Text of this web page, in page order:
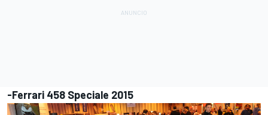
-Ferrari 458 Speciale 2015